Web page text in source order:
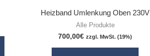
Heizband Umlenkung Oben 230V
Alle Produkte
700,00€ zzgl. MwSt. (19%)